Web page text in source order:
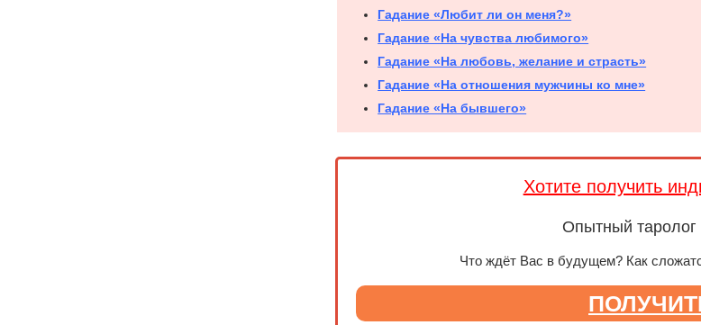
Гадание «Любит ли он меня?»
Гадание «На чувства любимого»
Гадание «На любовь, желание и страсть»
Гадание «На отношения мужчины ко мне»
Гадание «На бывшего»
Хотите получить
Опытный таролог
Что ждёт Вас в будущем? Как